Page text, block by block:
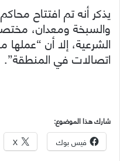
يذكر أنه تم افتتاح
والسبخة ومعدان،
الشرعية، إلا أن
اتصالات في المنطقة”.
شارك هذا الموضوع:
فيس بوك X